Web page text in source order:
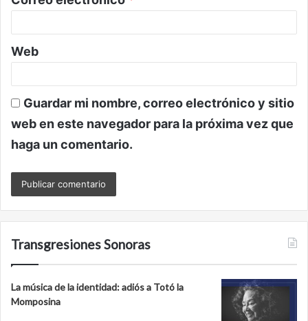
*
Web
Guardar mi nombre, correo electrónico y sitio
web en este navegador para la próxima vez que
haga un comentario.
Transgresiones Sonoras
La música de la identidad: adiós a Totó la
Momposina